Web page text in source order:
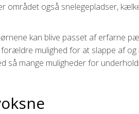
området også snelegepladser,
kan blive passet af erfarne
mulighed for at slappe af og
så mange muligheder for